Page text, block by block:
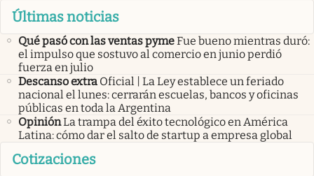
Últimas noticias
Qué pasó con las ventas pymeFue bueno mientras duró:
el impulso que sostuvo al comercio en junio perdió
fuerza en julio
Descanso extra Oficial | La Ley establece un feriado
nacional el lunes: cerrarán escuelas, bancos y oficinas
públicas en toda la Argentina
OpiniónLa trampa del éxito tecnológico en América
Latina: cómo dar el salto de startup a empresa global
Cotizaciones